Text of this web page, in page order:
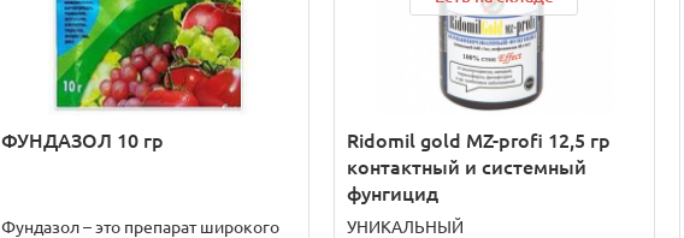
ФУНДАЗОЛ 10 гр
Фундазол – это препарат широкого
Ridomil gold MZ-profi 12,5 гр
контактный и системный
фунгицид
УНИКАЛЬНЫЙ